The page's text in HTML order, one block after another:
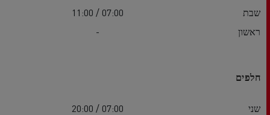
שבת
07:00 / 11:00
ראשון
-
חלפים
שני
07:00 / 20:00